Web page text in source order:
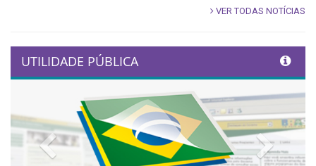
VER TODAS NOTÍCIAS
UTILIDADE PÚBLICA
Previous Next